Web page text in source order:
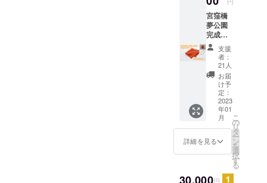
送付先のお名前
ご住所をお知ら
せください。
だきま
す。 ■
みやざ
きタオ
ル製
「今治
マフ
ラー」
写真の
商品に
みかん
の刺繍
を入れ
た限定
デザイ
す。（1
宮窪橋
夢公園
完成記
念グッ
ズ「今
治ハン
カチー
フ」プ
ラン ■
プロ
ジェク
ト終了
後 お
礼の
メッ
セージ
きタオ
支援
者：
21人
お届
け予
定：
2023
年01
月
詳細を見る
こ
の
リ
タ
ー
ン
を
選
択
す
る
30,000円